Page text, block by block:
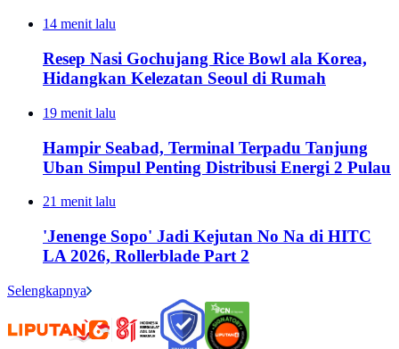
14 menit lalu
Resep Nasi Gochujang Rice Bowl ala Korea,
Hidangkan Kelezatan Seoul di Rumah
19 menit lalu
Hampir Seabad, Terminal Terpadu Tanjung
Uban Simpul Penting Distribusi Energi 2 Pulau
21 menit lalu
'Jenenge Sopo' Jadi Kejutan No Na di HITC
LA 2026, Rollerblade Part 2
Selengkapnya